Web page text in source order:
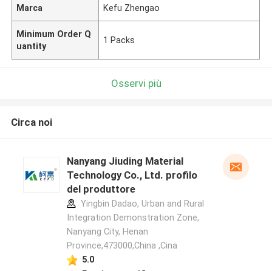
Marca Kefu Zhengao
Minimum Order Q
uantity
1 Packs
Osservi più
Circa noi
Nanyang Jiuding Material
Technology Co., Ltd. profilo
del produttore
Yingbin Dadao, Urban and Rural
Integration Demonstration Zone,
Nanyang City, Henan
Province,473000,China ,Cina
5.0